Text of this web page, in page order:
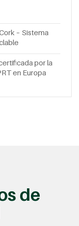
– Sistema
por la
en Europa
de